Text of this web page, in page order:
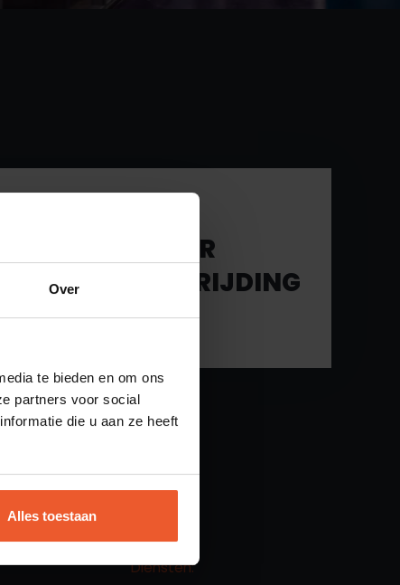
Over
te bieden en om ons
partners voor social
die u aan ze heeft
Alles toestaan
MEDEWERKER
VOCHTBESTRIJDING
VACATURE LEZEN
Diensten: